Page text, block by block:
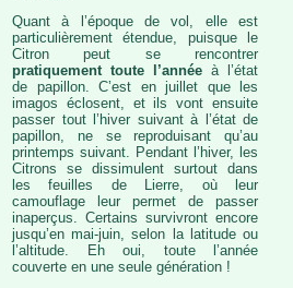
Quant à l’époque de vol, elle est
particulièrement étendue, puisque le
Citron peut se rencontrer
pratiquement toute l’année à l’état
de papillon. C’est en juillet que les
imagos éclosent, et ils vont ensuite
passer tout l’hiver suivant à l’état de
papillon, ne se reproduisant qu’au
printemps suivant. Pendant l’hiver, les
Citrons se dissimulent surtout dans
les feuilles de Lierre, où leur
camouflage leur permet de passer
inaperçus. Certains survivront encore
jusqu’en mai-juin, selon la latitude ou
l’altitude. Eh oui, toute l’année
couverte en une seule génération !